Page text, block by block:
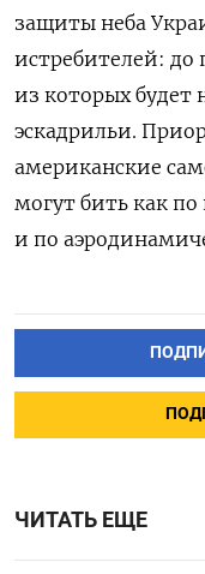
защиты неба
истребителей: до
из которых будет
эскадрильи.
американские
могут бить как
и по
ЧИТАТЬ ЕЩЕ